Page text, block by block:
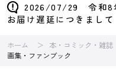
2026/07/29 令和8
お届け遅延につきまして
ホーム 本・コミック・雑誌
画集・ファンブック